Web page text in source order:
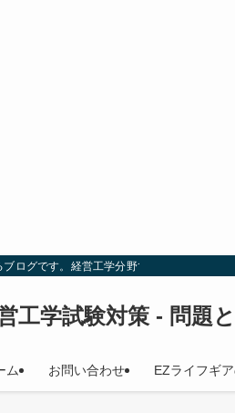
ログです。経営工学分野での試験対策を
工学試験対策 - 問題
ム お問い合わせ EZライフギ